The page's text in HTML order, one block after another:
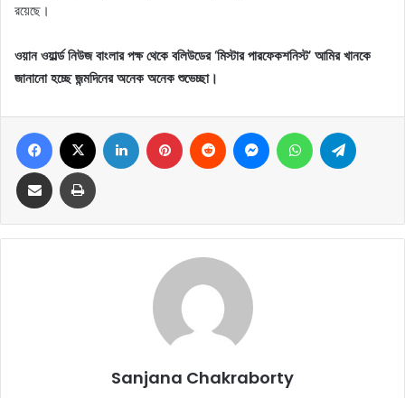
রয়েছে।
ওয়ান ওয়ার্ল্ড নিউজ বাংলার পক্ষ থেকে বলিউডের ‘মিস্টার পারফেকশনিস্ট’ আমির খানকে
জানানো হচ্ছে জন্মদিনের অনেক অনেক শুভেচ্ছা।
Sanjana Chakraborty